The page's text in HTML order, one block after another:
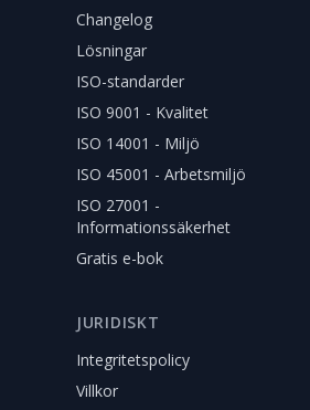
Changelog
Lösningar
ISO-standarder
ISO 9001 - Kvalitet
ISO 14001 - Miljö
ISO 45001 - Arbetsmiljö
ISO 27001 -
Informationssäkerhet
Gratis e-bok
JURIDISKT
Integritetspolicy
Villkor